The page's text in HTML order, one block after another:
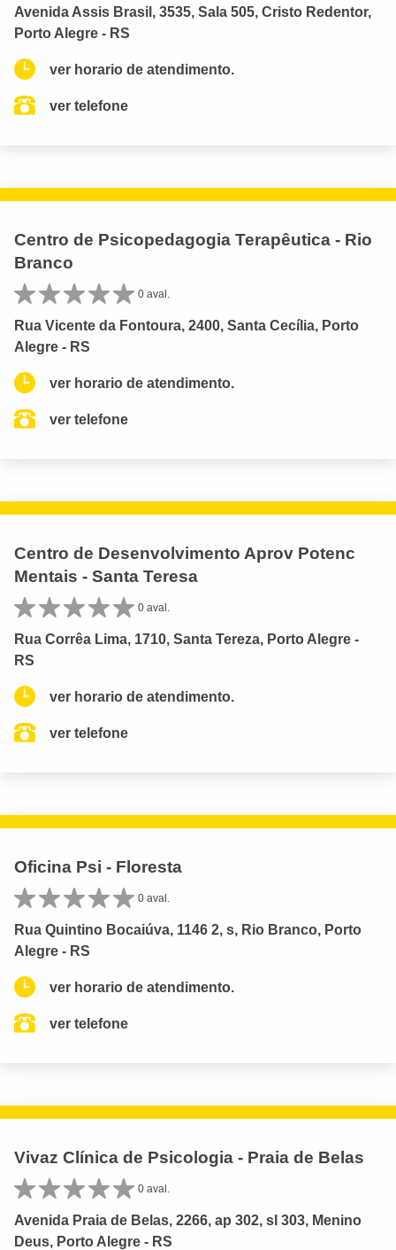
Avenida Assis Brasil, 3535, Sala 505, Cristo Redentor,
Porto Alegre - RS
ver horario de atendimento.
ver telefone
Centro de Psicopedagogia Terapêutica - Rio
Branco
0 aval.
Rua Vicente da Fontoura, 2400, Santa Cecília, Porto
Alegre - RS
ver horario de atendimento.
ver telefone
Centro de Desenvolvimento Aprov Potenc
Mentais - Santa Teresa
0 aval.
Rua Corrêa Lima, 1710, Santa Tereza, Porto Alegre -
RS
ver horario de atendimento.
ver telefone
Oficina Psi - Floresta
0 aval.
Rua Quintino Bocaiúva, 1146 2, s, Rio Branco, Porto
Alegre - RS
ver horario de atendimento.
ver telefone
Vivaz Clínica de Psicologia - Praia de Belas
0 aval.
Avenida Praia de Belas, 2266, ap 302, sl 303, Menino
Deus, Porto Alegre - RS